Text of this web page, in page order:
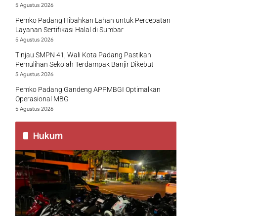
5 Agustus 2026
Pemko Padang Hibahkan Lahan untuk Percepatan
Layanan Sertifikasi Halal di Sumbar
5 Agustus 2026
Tinjau SMPN 41, Wali Kota Padang Pastikan
Pemulihan Sekolah Terdampak Banjir Dikebut
5 Agustus 2026
Pemko Padang Gandeng APPMBGI Optimalkan
Operasional MBG
5 Agustus 2026
Hukum